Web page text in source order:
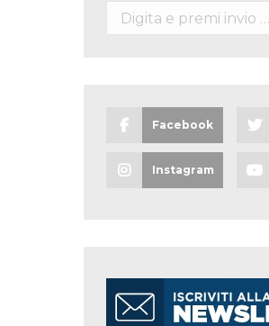
Search:
Facebook
Instagram